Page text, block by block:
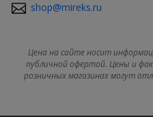
shop@mireks.ru
Цена на сайте носит
публичной офертой. Цены и
розничных магазинах могут